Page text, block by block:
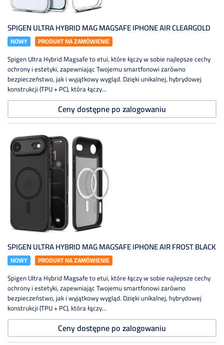
SPIGEN ULTRA HYBRID MAG MAGSAFE IPHONE AIR CLEARGOLD
NOWY PRODUKT NA ZAMÓWIENIE
Spigen Ultra Hybrid Magsafe to etui, które łączy w sobie najlepsze cechy
ochrony i estetyki, zapewniając Twojemu smartfonowi zarówno
bezpieczeństwo, jak i wyjątkowy wygląd. Dzięki unikalnej, hybrydowej
konstrukcji (TPU + PC), która łączy...
Ceny dostępne po zalogowaniu
SPIGEN ULTRA HYBRID MAG MAGSAFE IPHONE AIR FROST BLACK
NOWY PRODUKT NA ZAMÓWIENIE
Spigen Ultra Hybrid Magsafe to etui, które łączy w sobie najlepsze cechy
ochrony i estetyki, zapewniając Twojemu smartfonowi zarówno
bezpieczeństwo, jak i wyjątkowy wygląd. Dzięki unikalnej, hybrydowej
konstrukcji (TPU + PC), która łączy...
Ceny dostępne po zalogowaniu